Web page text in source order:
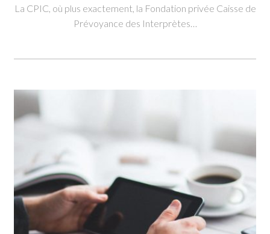
La CPIC, où plus exactement, la Fondation privée Caisse de
Prévoyance des Interprètes…